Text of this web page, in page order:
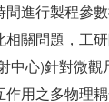
間進行製程參
關問題，工
中心)針對微觀
作用之多物理